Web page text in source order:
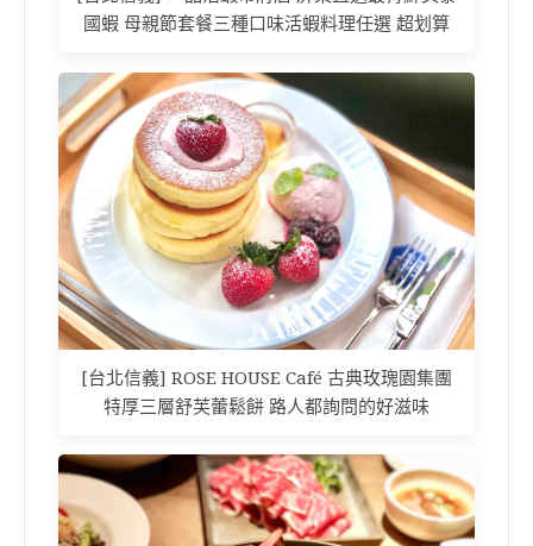
國蝦 母親節套餐三種口味活蝦料理任選 超划算
[台北信義] ROSE HOUSE Café 古典玫瑰園集團
特厚三層舒芙蕾鬆餅 路人都詢問的好滋味